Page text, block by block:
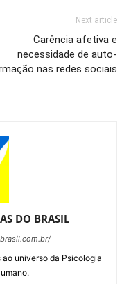
Next article
Carência afetiva e
necessidade de auto-
nas redes sociais
DO BRASIL
universo da Psicologia